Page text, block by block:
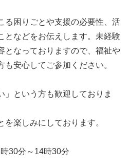
る困りごとや支援の必要性、活
となどをお伝えします。未経験
となっておりますので、福祉や
安心してご参加ください。
」という方も歓迎しておりま
楽しみにしております。
30分～14時30分